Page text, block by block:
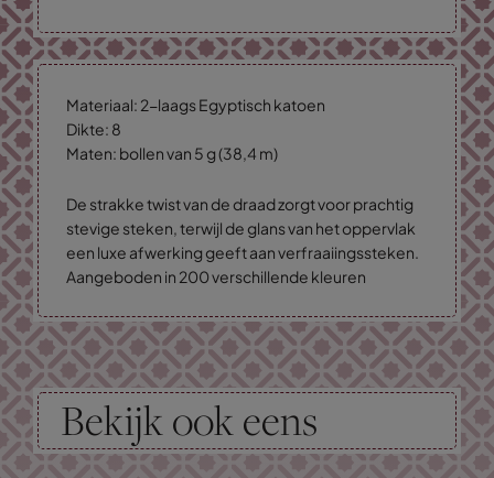
Materiaal: 2-laags Egyptisch katoen
Dikte: 8
Maten: bollen van 5 g (38,4 m)
De strakke twist van de draad zorgt voor prachtig
stevige steken, terwijl de glans van het oppervlak
een luxe afwerking geeft aan verfraaiingssteken.
Aangeboden in 200 verschillende kleuren
Bekijk ook eens